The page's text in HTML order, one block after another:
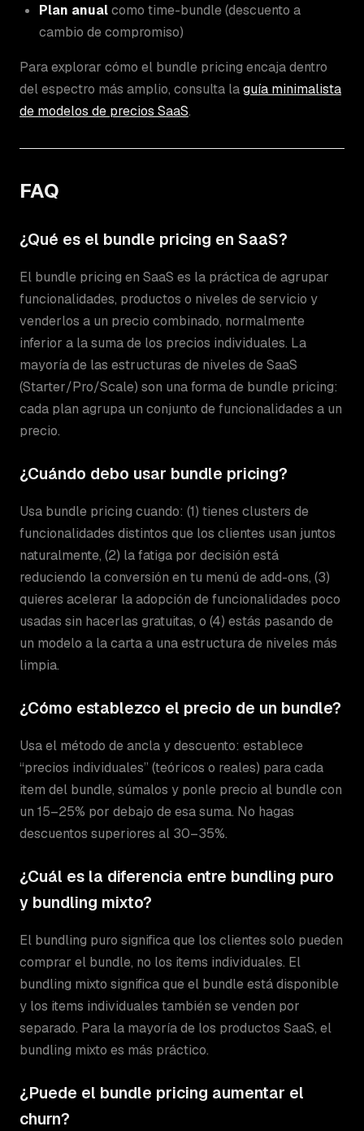
Plan anualcomo time-bundle (descuento a
cambio de compromiso)
Para explorar cómo el bundle pricing encaja dentro
del espectro más amplio, consulta laguía minimalista
de modelos de precios SaaS.
FAQ
¿Qué es el bundle pricing en SaaS?
El bundle pricing en SaaS es la práctica de agrupar
funcionalidades, productos o niveles de servicio y
venderlos a un precio combinado, normalmente
inferior a la suma de los precios individuales. La
mayoría de las estructuras de niveles de SaaS
(Starter/Pro/Scale) son una forma de bundle pricing:
cada plan agrupa un conjunto de funcionalidades a un
precio.
¿Cuándo debo usar bundle pricing?
Usa bundle pricing cuando: (1) tienes clusters de
funcionalidades distintos que los clientes usan juntos
naturalmente, (2) la fatiga por decisión está
reduciendo la conversión en tu menú de add-ons, (3)
quieres acelerar la adopción de funcionalidades poco
usadas sin hacerlas gratuitas, o (4) estás pasando de
un modelo a la carta a una estructura de niveles más
limpia.
¿Cómo establezco el precio de un bundle?
Usa el método de ancla y descuento: establece
“precios individuales” (teóricos o reales) para cada
item del bundle, súmalos y ponle precio al bundle con
un 15–25% por debajo de esa suma. No hagas
descuentos superiores al 30–35%.
¿Cuál es la diferencia entre bundling puro
y bundling mixto?
El bundling puro significa que los clientes solo pueden
comprar el bundle, no los items individuales. El
bundling mixto significa que el bundle está disponible
y los items individuales también se venden por
separado. Para la mayoría de los productos SaaS, el
bundling mixto es más práctico.
¿Puede el bundle pricing aumentar el
churn?